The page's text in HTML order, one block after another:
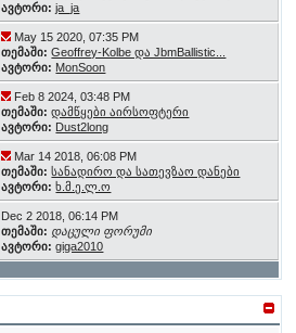
ავტორი: ja_ja
May 15 2020, 07:35 PM
თემაში: Geoffrey-Kolbe და JbmBallistic...
ავტორი: MonSoon
Feb 8 2024, 03:48 PM
თემაში: დამწყები აირსოფტერი
ავტორი: Dust2long
Mar 14 2018, 06:08 PM
თემაში: სანადირო და სათევზაო დანები
ავტორი: ხ.მ.ე.ლ.ო
Dec 2 2018, 06:14 PM
თემაში: დაცული ფორუმი
ავტორი: giga2010